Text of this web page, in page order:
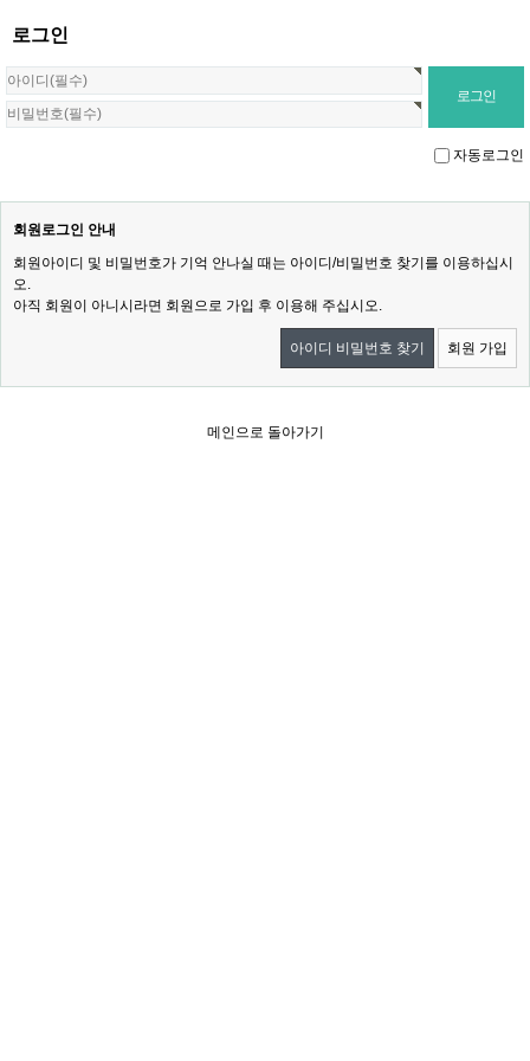
로그인
자동로그인
회원로그인 안내
회원아이디 및 비밀번호가 기억 안나실 때는 아이디/비밀번호 찾기를 이용하십시
오.
아직 회원이 아니시라면 회원으로 가입 후 이용해 주십시오.
아이디 비밀번호 찾기 회원 가입
메인으로 돌아가기